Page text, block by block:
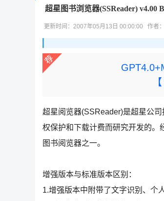
超星图书浏览器(SSReader) v4.00
更新时间：2007年05月13日 00:00:00 作者：
【
超星阅览器(SSReader)是超星公
权保护和下载计费而研究开发的。
图书阅览器之一。
增强版本与标准版本区别：
1.增强版本中附带了文字识别、个